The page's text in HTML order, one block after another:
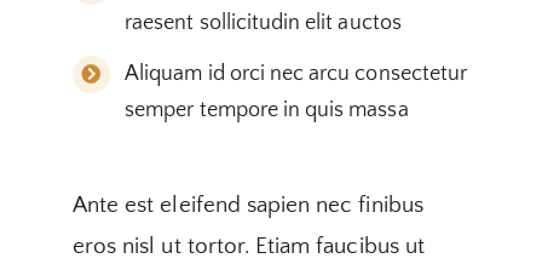
raesent sollicitudin elit auctos
Aliquam id orci nec arcu consectetur
semper tempore in quis massa
Ante est eleifend sapien nec finibus
eros nisl ut tortor. Etiam faucibus ut